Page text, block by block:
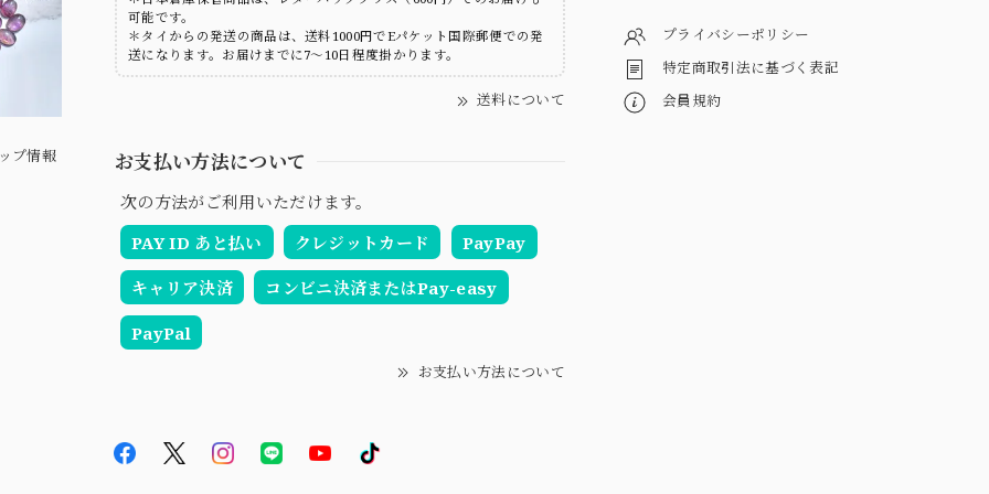
プ情報
可能です。
＊タイからの発送の商品は、送料1000円でEパケット国際郵便での発
送になります。お届けまでに7～10日程度掛かります。
送料について
お支払い方法について
次の方法がご利用いただけます。
PAY ID あと払い
クレジットカード PayPay
キャリア決済 コンビニ決済またはPay-easy
PayPal
お支払い方法について
プライバシーポリシー
特定商取引法に基づく表記
会員規約